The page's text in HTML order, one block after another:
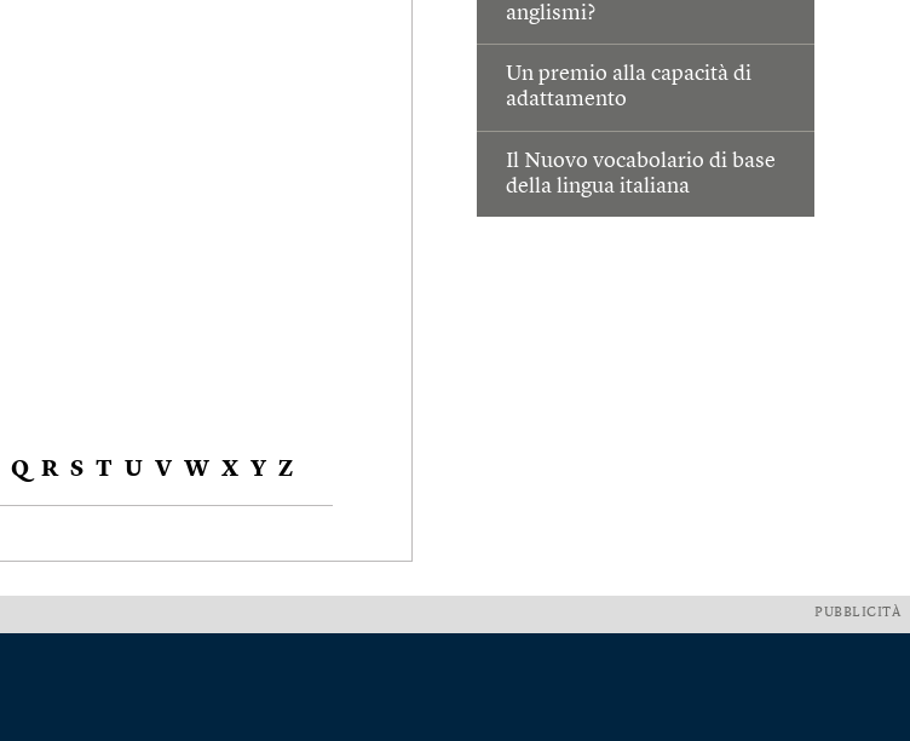
anglismi?
Un premio alla capacità di
adattamento
Il Nuovo vocabolario di base
della lingua italiana
Q R S T U V W X Y Z
PUBBLICITÀ